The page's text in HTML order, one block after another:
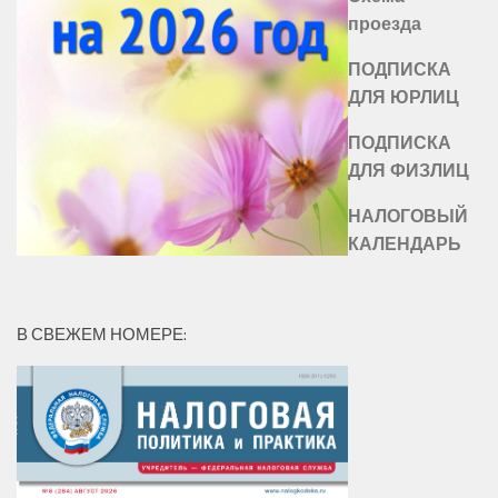
проезда
ПОДПИСКА
ДЛЯ ЮРЛИЦ
ПОДПИСКА
ДЛЯ ФИЗЛИЦ
НАЛОГОВЫЙ
КАЛЕНДАРЬ
В СВЕЖЕМ НОМЕРЕ: